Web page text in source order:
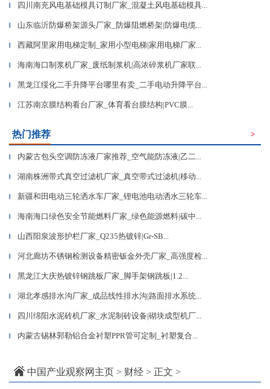
▎ 四川南充风电基础模具订制厂家_混凝土风电基础模具...
▎ 山东临沂防爆桥架源头厂家_防爆阻燃桥架|防爆电缆...
▎ 西藏阿里家用电梯定制_家用小型电梯|家用电梯厂家...
▎ 海南海口制浆机厂家_废纸制浆机|高浓碎浆机厂家联...
▎ 黑龙江绥化二手升降平台哪里有卖_二手电动升降平台...
▎ 江苏南京膜结构看台厂家_体育看台膜结构|PVC膜...
热门推荐 >
▎ 内蒙古包头空调防冻液厂家推荐_空气能防冻液|乙二...
▎ 湖南株洲带式真空过滤机厂家_真空带式过滤机|移动...
▎ 新疆和田电动三轮洒水车厂家_锂电池电动洒水三轮车...
▎ 海南海口绿色安全节能燃料厂家_绿色能源燃料|碳中...
▎ 山西阳泉波形护栏厂家_Q235热镀锌|Gr-SB...
▎ 河北廊坊不锈钢检测设备精密钣金外壳厂家_高强度检...
▎ 黑龙江大庆热镀锌钢跳板厂家_脚手架钢跳板|1.2...
▎ 湖北孝感排水沟厂家_成品线性排水沟|路面排水系统...
▎ 四川绵阳水泥砖机厂家_水泥制砖设备|砌块成型机厂...
▎ 内蒙古锡林郭勒铝合金衬塑PPR管可定制_衬塑复合...
中国产业观察网主页 > 财经 > 正文 >